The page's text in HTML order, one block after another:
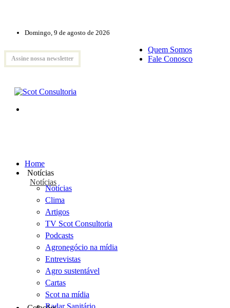
Domingo, 9 de agosto de 2026
Assine nossa newsletter
Quem Somos
Fale Conosco
Home
Notícias
Notícias
Notícias
Clima
Artigos
TV Scot Consultoria
Podcasts
Agronegócio na mídia
Entrevistas
Agro sustentável
Cartas
Scot na mídia
Radar Sanitário